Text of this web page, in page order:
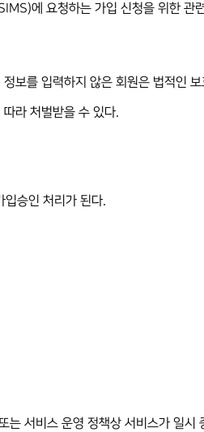
에 요청하는 가입 신청을 위한 관
보를 입력하지 않은 회원은 법적인
라 처벌받을 수 있다.
승인 처리가 된다.
서비스 운영 정책상 서비스가 일시